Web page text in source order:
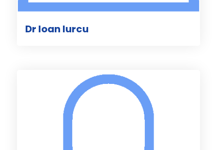
Dr Ioan Iurcu